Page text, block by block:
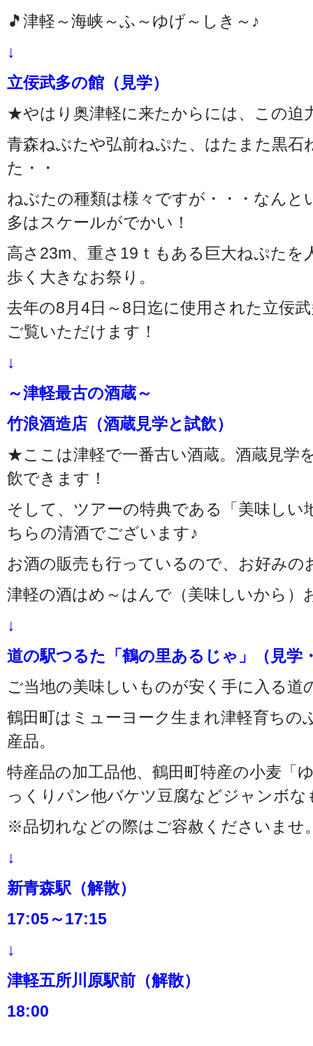
🎵津軽～海峡～ふ～ゆげ～しき～♪
↓
立佞武多の館（見学）
★やはり奥津軽に来たからには、この迫
青森ねぶたや弘前ねぷた、はたまた黒石
た・・
ねぶたの種類は様々ですが・・・なんと
多はスケールがでかい！
高さ23m、重さ19ｔもある巨大ねぷたを
歩く大きなお祭り。
去年の8月4日～8日迄に使用された立佞
ご覧いただけます！
↓
～津軽最古の酒蔵～
竹浪酒造店（酒蔵見学と試飲）
★ここは津軽で一番古い酒蔵。酒蔵見学
飲できます！
そして、ツアーの特典である「美味しい
ちらの清酒でございます♪
お酒の販売も行っているので、お好みの
津軽の酒はめ～はんで（美味しいから）
↓
道の駅つるた「鶴の里あるじゃ」（見学
ご当地の美味しいものが安く手に入る道
鶴田町はミューヨーク生まれ津軽育ちの
産品。
特産品の加工品他、鶴田町特産の小麦「
っくりパン他バケツ豆腐などジャンボ
※品切れなどの際はご容赦くださいませ
↓
新青森駅（解散）
17:05～17:15
↓
津軽五所川原駅前（解散）
18:00